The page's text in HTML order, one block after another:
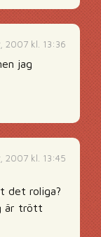
2007 kl. 13:36
jag
2007 kl. 13:45
det roliga?
är trött